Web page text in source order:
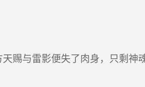
与雷影便失了肉身，只剩神